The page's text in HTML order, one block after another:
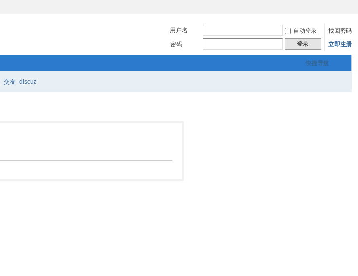
用户名 自动登录
找回密码
密码
登录 立即注册
快捷导航
交友 discuz